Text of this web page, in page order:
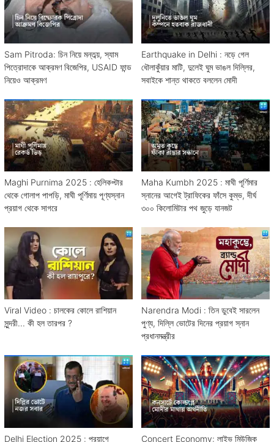
Sam Pitroda: চিন নিয়ে মন্তব্য়, স্যাম
পিত্রোদাকে আক্রমণ বিজেপির, USAID ফান্ড
নিয়েও আক্রমণ
Earthquake in Delhi : নড়ে গেল
ধৌলাকুঁয়ার মাটি, দুলেই ঘুম ভাঙল দিল্লির,
সবাইকে শান্ত থাকতে বললেন মোদী
Maghi Purnima 2025 : হেলিকপ্টার
থেকে গোলাপ পাপড়ি, মাঘী পূর্ণিমায় পূণ্যস্নান
প্রয়াগ থেকে সাগরে
Maha Kumbh 2025 : মাঘী পূর্ণিমার
স্নানের আগেই ট্রাফিকের ফাঁসে কুম্ভ, দীর্ঘ
৩০০ কিলোমিটার পথ জুড়ে যানজট
Viral Video : চালকের কোলে রাশিয়ান
সুন্দরী... কী হল তারপর ?
Narendra Modi : তিন ডুবেই সারলেন
পুণ্য, দিল্লি ভোটের দিনের প্রয়াগ স্নান
প্রধানমন্ত্রীর
Delhi Election 2025 : প্রয়াগে
Concert Economy: লাইভ মিউজিক